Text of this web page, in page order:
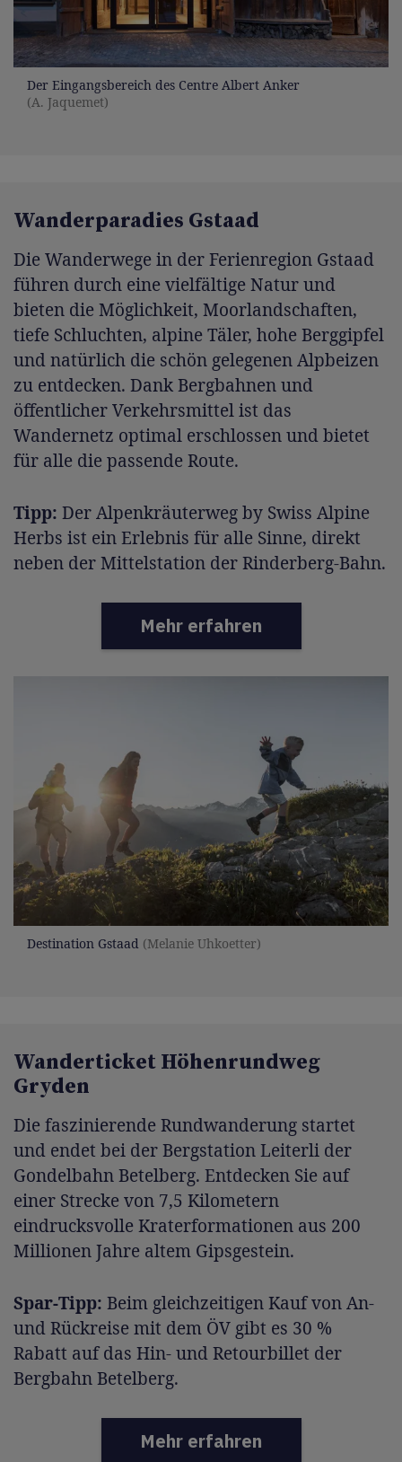
Der Eingangsbereich des Centre Albert Anker
(A. Jaquemet)
Wanderparadies Gstaad
Die Wanderwege in der Ferienregion Gstaad
führen durch eine vielfältige Natur und
bieten die Möglichkeit, Moorlandschaften,
tiefe Schluchten, alpine Täler, hohe Berggipfel
und natürlich die schön gelegenen Alpbeizen
zu entdecken. Dank Bergbahnen und
öffentlicher Verkehrsmittel ist das
Wandernetz optimal erschlossen und bietet
für alle die passende Route.
Tipp: Der Alpenkräuterweg by Swiss Alpine
Herbs ist ein Erlebnis für alle Sinne, direkt
neben der Mittelstation der Rinderberg-Bahn.
Mehr erfahren
Destination Gstaad (Melanie Uhkoetter)
Wanderticket Höhenrundweg
Gryden
Die faszinierende Rundwanderung startet
und endet bei der Bergstation Leiterli der
Gondelbahn Betelberg. Entdecken Sie auf
einer Strecke von 7,5 Kilometern
eindrucksvolle Kraterformationen aus 200
Millionen Jahre altem Gipsgestein.
Spar-Tipp: Beim gleichzeitigen Kauf von An-
und Rückreise mit dem ÖV gibt es 30 %
Rabatt auf das Hin- und Retourbillet der
Bergbahn Betelberg.
Mehr erfahren